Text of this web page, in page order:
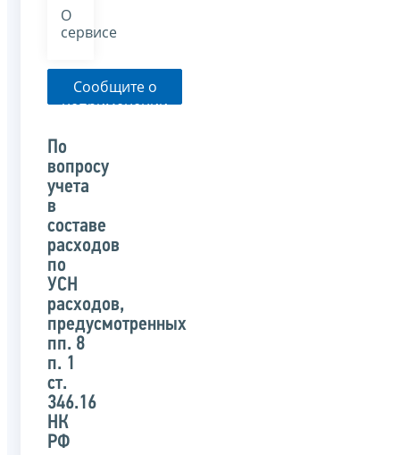
О
сервисе
Сообщите о
неприменении
указанного
По
вопросу
учета
в
составе
расходов
по
УСН
расходов,
предусмотренных
пп. 8
п. 1
ст.
346.16
НК
РФ